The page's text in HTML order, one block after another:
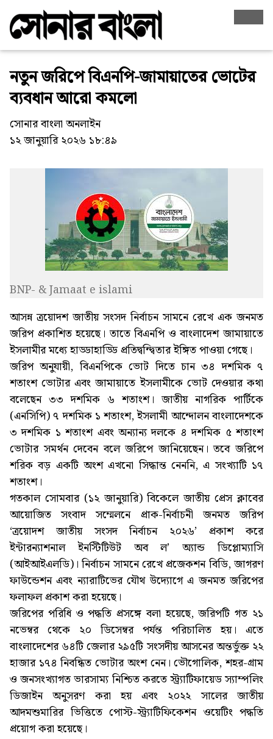
নতুন জরিপে বিএনপি-জামায়াতের ভোটের
ব্যবধান আরো কমলো
সোনার বাংলা অনলাইন
১২ জানুয়ারি ২০২৬ ১৮:৪৯
BNP- & Jamaat e islami
আসন্ন ত্রয়োদশ জাতীয় সংসদ নির্বাচন সামনে রেখে এক জনমত
জরিপ প্রকাশিত হয়েছে। তাতে বিএনপি ও বাংলাদেশ জামায়াতে
ইসলামীর মধ্যে হাড্ডাহাড্ডি প্রতিদ্বন্দ্বিতার ইঙ্গিত পাওয়া গেছে।
জরিপ অনুযায়ী, বিএনপিকে ভোট দিতে চান ৩৪ দশমিক ৭
শতাংশ ভোটার এবং জামায়াতে ইসলামীকে ভোট দেওয়ার কথা
বলেছেন ৩৩ দশমিক ৬ শতাংশ। জাতীয় নাগরিক পার্টিকে
(এনসিপি) ৭ দশমিক ১ শতাংশ, ইসলামী আন্দোলন বাংলাদেশকে
৩ দশমিক ১ শতাংশ এবং অন্যান্য দলকে ৪ দশমিক ৫ শতাংশ
ভোটার সমর্থন দেবেন বলে জরিপে জানিয়েছেন। তবে জরিপে
শরিক বড় একটি অংশ এখনো সিদ্ধান্ত নেননি, এ সংখ্যাটি ১৭
শতাংশ।
গতকাল সোমবার (১২ জানুয়ারি) বিকেলে জাতীয় প্রেস ক্লাবের
আয়োজিত সংবাদ সম্মেলনে প্রাক-নির্বাচনী জনমত জরিপ
‘ত্রয়োদশ জাতীয় সংসদ নির্বাচন ২০২৬’ প্রকাশ করে
ইন্টারন্যাশনাল ইনস্টিটিউট অব ল’ অ্যান্ড ডিপ্লোম্যাসি
(আইআইএলডি)। নির্বাচন সামনে রেখে প্রজেকশন বিডি, জাগরণ
ফাউন্ডেশন এবং ন্যারাটিভের যৌথ উদ্যোগে এ জনমত জরিপের
ফলাফল প্রকাশ করা হয়েছে।
জরিপের পরিধি ও পদ্ধতি প্রসঙ্গে বলা হয়েছে, জরিপটি গত ২১
নভেম্বর থেকে ২০ ডিসেম্বর পর্যন্ত পরিচালিত হয়। এতে
বাংলাদেশের ৬৪টি জেলার ২৯৫টি সংসদীয় আসনের অন্তর্ভুক্ত ২২
হাজার ১৭৪ নিবন্ধিত ভোটার অংশ নেন। ভৌগোলিক, শহর-গ্রাম
ও জনসংখ্যাগত ভারসাম্য নিশ্চিত করতে স্ট্র্যাটিফায়েড স্যাম্পলিং
ডিজাইন অনুসরণ করা হয় এবং ২০২২ সালের জাতীয়
আদমশুমারির ভিত্তিতে পোস্ট-স্ট্র্যাটিফিকেশন ওয়েটিং পদ্ধতি
প্রয়োগ করা হয়েছে।